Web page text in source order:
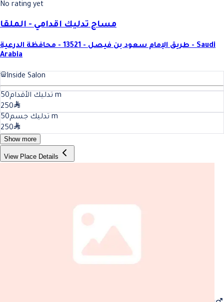
No rating yet
مساج تدليك اقدامي - الملقا
طريق الإمام سعود بن فيصل - 13521 - محافظة الدرعية - Saudi
Arabia
Inside Salon
تدليك الأقدام50
m
250
تدليك جسم50
m
250
Show more
View Place Details